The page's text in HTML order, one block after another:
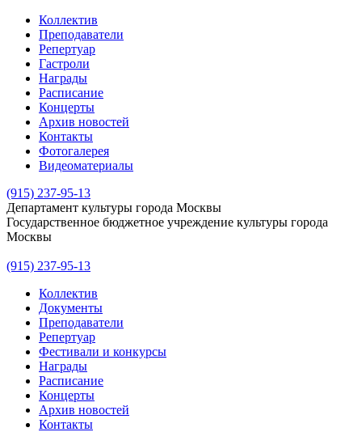
Коллектив
Преподаватели
Репертуар
Гастроли
Награды
Расписание
Концерты
Архив новостей
Контакты
Фотогалерея
Видеоматериалы
(915) 237-95-13
Департамент культуры города Москвы
Государственное бюджетное учреждение культуры города
Москвы
(915) 237-95-13
Коллектив
Документы
Преподаватели
Репертуар
Фестивали и конкурсы
Награды
Расписание
Концерты
Архив новостей
Контакты